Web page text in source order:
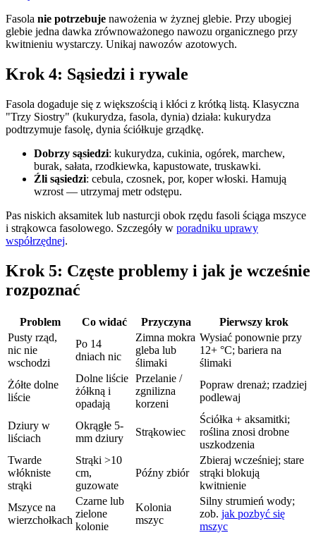
Fasola nie potrzebuje nawożenia w żyznej glebie. Przy ubogiej
glebie jedna dawka zrównoważonego nawozu organicznego przy
kwitnieniu wystarczy. Unikaj nawozów azotowych.
Krok 4: Sąsiedzi i rywale
Fasola dogaduje się z większością i kłóci z krótką listą. Klasyczna
"Trzy Siostry" (kukurydza, fasola, dynia) działa: kukurydza
podtrzymuje fasolę, dynia ściółkuje grządkę.
Dobrzy sąsiedzi: kukurydza, cukinia, ogórek, marchew,
burak, sałata, rzodkiewka, kapustowate, truskawki.
Źli sąsiedzi: cebula, czosnek, por, koper włoski. Hamują
wzrost — utrzymaj metr odstępu.
Pas niskich aksamitek lub nasturcji obok rzędu fasoli ściąga mszyce
i strąkowca fasolowego. Szczegóły w poradniku uprawy
współrzędnej.
Krok 5: Częste problemy i jak je wcześnie
rozpoznać
Problem Co widać Przyczyna
Pierwszy krok
Pusty rząd,
nic nie
wschodzi
Po 14
dniach nic
Zimna mokra
gleba lub
ślimaki
Wysiać ponownie przy
12+ °C; bariera na
ślimaki
Żółte dolne
liście
Dolne liście
żółkną i
opadają
Przelanie /
zgnilizna
korzeni
Popraw drenaż; rzadziej
podlewaj
Dziury w
liściach
Okrągłe 5-
mm dziury
Strąkowiec
Ściółka + aksamitki;
roślina znosi drobne
uszkodzenia
Twarde
włókniste
strąki
Strąki >10
cm,
guzowate
Późny zbiór
Zbieraj wcześniej; stare
strąki blokują
kwitnienie
Mszyce na
wierzchołkach
Czarne lub
zielone
kolonie
Kolonia
mszyc
Silny strumień wody;
zob. jak pozbyć się
mszyc